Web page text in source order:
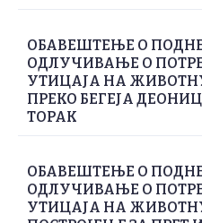
ОБАВЕШТЕЊЕ О
ОДЛУЧИВАЊЕ О
УТИЦАЈА НА
ПРЕКО БЕГЕЈА
ТОРАК
ОБАВЕШТЕЊЕ О
ОДЛУЧИВАЊЕ О
УТИЦАЈА НА